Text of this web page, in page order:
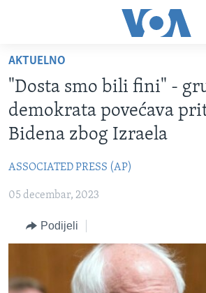
glavni
sadržaj
Pređi
na
glavnu
Idi
na
TV PROGRAM
VIDEO
FOTOGRAFIJE DANA
SJEDINJENE AMERIČKE DRŽAVE
BOSNA I HERCEGOVINA
SVIJET
NAUKA I TEHNOLOGIJA
SPECIJALNI PROJEKTI
KORUPCIJA
SLOBODA MEDIJA
ŽENSKA STRANA
AKTUELNO
"Dosta smo bili fini" -
demokrata povećava
Bidena zbog Izraela
ASSOCIATED PRESS (AP)
05 decembar, 2023
Podijeli